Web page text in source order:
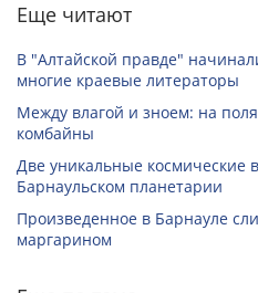
Еще читают
В "Алтайской правде"
многие краевые литераторы
Между влагой и зноем: на
комбайны
Две уникальные космические
Барнаульском планетарии
Произведенное в Барнауле
маргарином